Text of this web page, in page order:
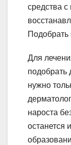
средства с
Подобрать
Для
подобрать
нужно
нароста
останется